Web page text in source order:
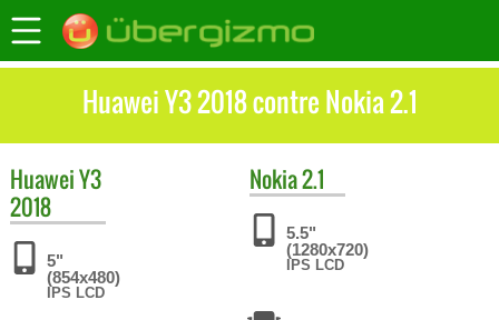
Huawei Y3 2018 contre Nokia 2.1
HuaweiY3
2018
5"
(854x480)
IPS LCD
Nokia2.1
5.5"
(1280x720)
IPS LCD